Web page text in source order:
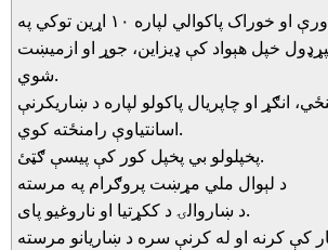
د هوا، اوبو، خاورې او خوراک پاکوالي لپاره ١٠ اړين توکي په
خپل هېواد کې ډيزاين، جوړ او ازميښت
شوي.
انګړ او چاپريال پاکولو لپاره د ښاريکرنې
اسانتياوې رامنځته کوي.
پخپلولو بي پخپل کور کې پيسې ګټئ.
د لېوال ملي مړښت پروګرام په مرسته
د ښاروالۍ د ککړتيا او ناروغيو پاى.
کې کرنه او له کرنې سره د ښاريانو مرسته